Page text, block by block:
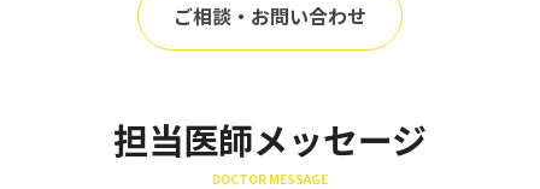
東京
ご相談・お問い合わせ
担当医師メッセージ
DOCTOR MESSAGE